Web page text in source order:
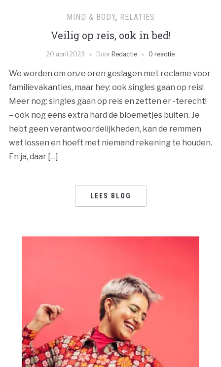
MIND & BODY, RELATIES
Veilig op reis, ook in bed!
20 april 2023 Door Redactie 0 reactie
We worden om onze oren geslagen met reclame voor
familievakanties, maar hey: ook singles gaan op reis!
Meer nog: singles gaan op reis en zetten er -terecht!
– ook nog eens extra hard de bloemetjes buiten. Je
hebt geen verantwoordelijkheden, kan de remmen
wat lossen en hoeft met niemand rekening te houden.
En ja, daar […]
LEES BLOG